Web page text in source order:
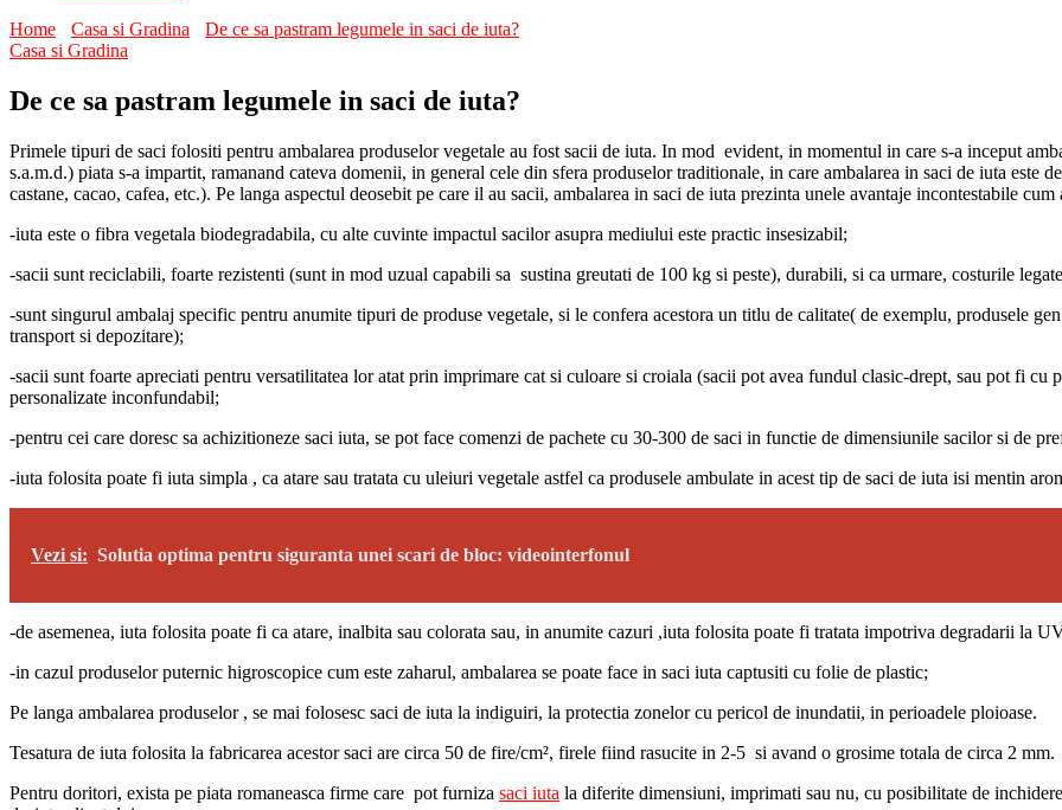
Home
Casa si Gradina
De ce sa pastram legumele in saci de iuta?
Casa si Gradina
De ce sa pastram legumele in saci de iuta?
Primele tipuri de saci folositi pentru ambalarea produselor vegetale au fost sacii de iuta. In mod evident, in momentul in care s-a inceput
s.a.m.d.) piata s-a impartit, ramanand cateva domenii, in general cele din sfera produselor traditionale, in care ambalarea in saci de iuta este
castane, cacao, cafea, etc.). Pe langa aspectul deosebit pe care il au sacii, ambalarea in saci de iuta prezinta unele avantaje incontestabile cum
-iuta este o fibra vegetala biodegradabila, cu alte cuvinte impactul sacilor asupra mediului este practic insesizabil;
-sacii sunt reciclabili, foarte rezistenti (sunt in mod uzual capabili sa sustina greutati de 100 kg si peste), durabili, si ca urmare, costurile
-sunt singurul ambalaj specific pentru anumite tipuri de produse vegetale, si le confera acestora un titlu de calitate( de exemplu, produsele
transport si depozitare);
-sacii sunt foarte apreciati pentru versatilitatea lor atat prin imprimare cat si culoare si croiala (sacii pot avea fundul clasic-drept, sau pot fi cu
personalizate inconfundabil;
-pentru cei care doresc sa achizitioneze saci iuta, se pot face comenzi de pachete cu 30-300 de saci in functie de dimensiunile sacilor si de
-iuta folosita poate fi iuta simpla , ca atare sau tratata cu uleiuri vegetale astfel ca produsele ambulate in acest tip de saci de iuta isi mentin
Vezi si: Solutia optima pentru siguranta unei scari de bloc: videointerfonul
-de asemenea, iuta folosita poate fi ca atare, inalbita sau colorata sau, in anumite cazuri ,iuta folosita poate fi tratata impotriva degradarii la
-in cazul produselor puternic higroscopice cum este zaharul, ambalarea se poate face in saci iuta captusiti cu folie de plastic;
Pe langa ambalarea produselor , se mai folosesc saci de iuta la indiguiri, la protectia zonelor cu pericol de inundatii, in perioadele ploioase.
Tesatura de iuta folosita la fabricarea acestor saci are circa 50 de fire/cm², firele fiind rasucite in 2-5 si avand o grosime totala de circa 2 mm.
Pentru doritori, exista pe piata romaneasca firme care pot furniza saci iuta la diferite dimensiuni, imprimati sau nu, cu posibilitate de